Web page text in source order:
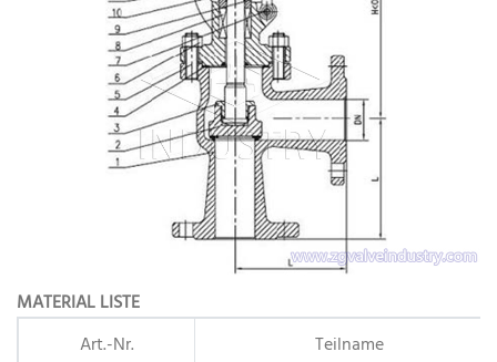
MATERIAL LISTE
Art.-Nr.
Teilname